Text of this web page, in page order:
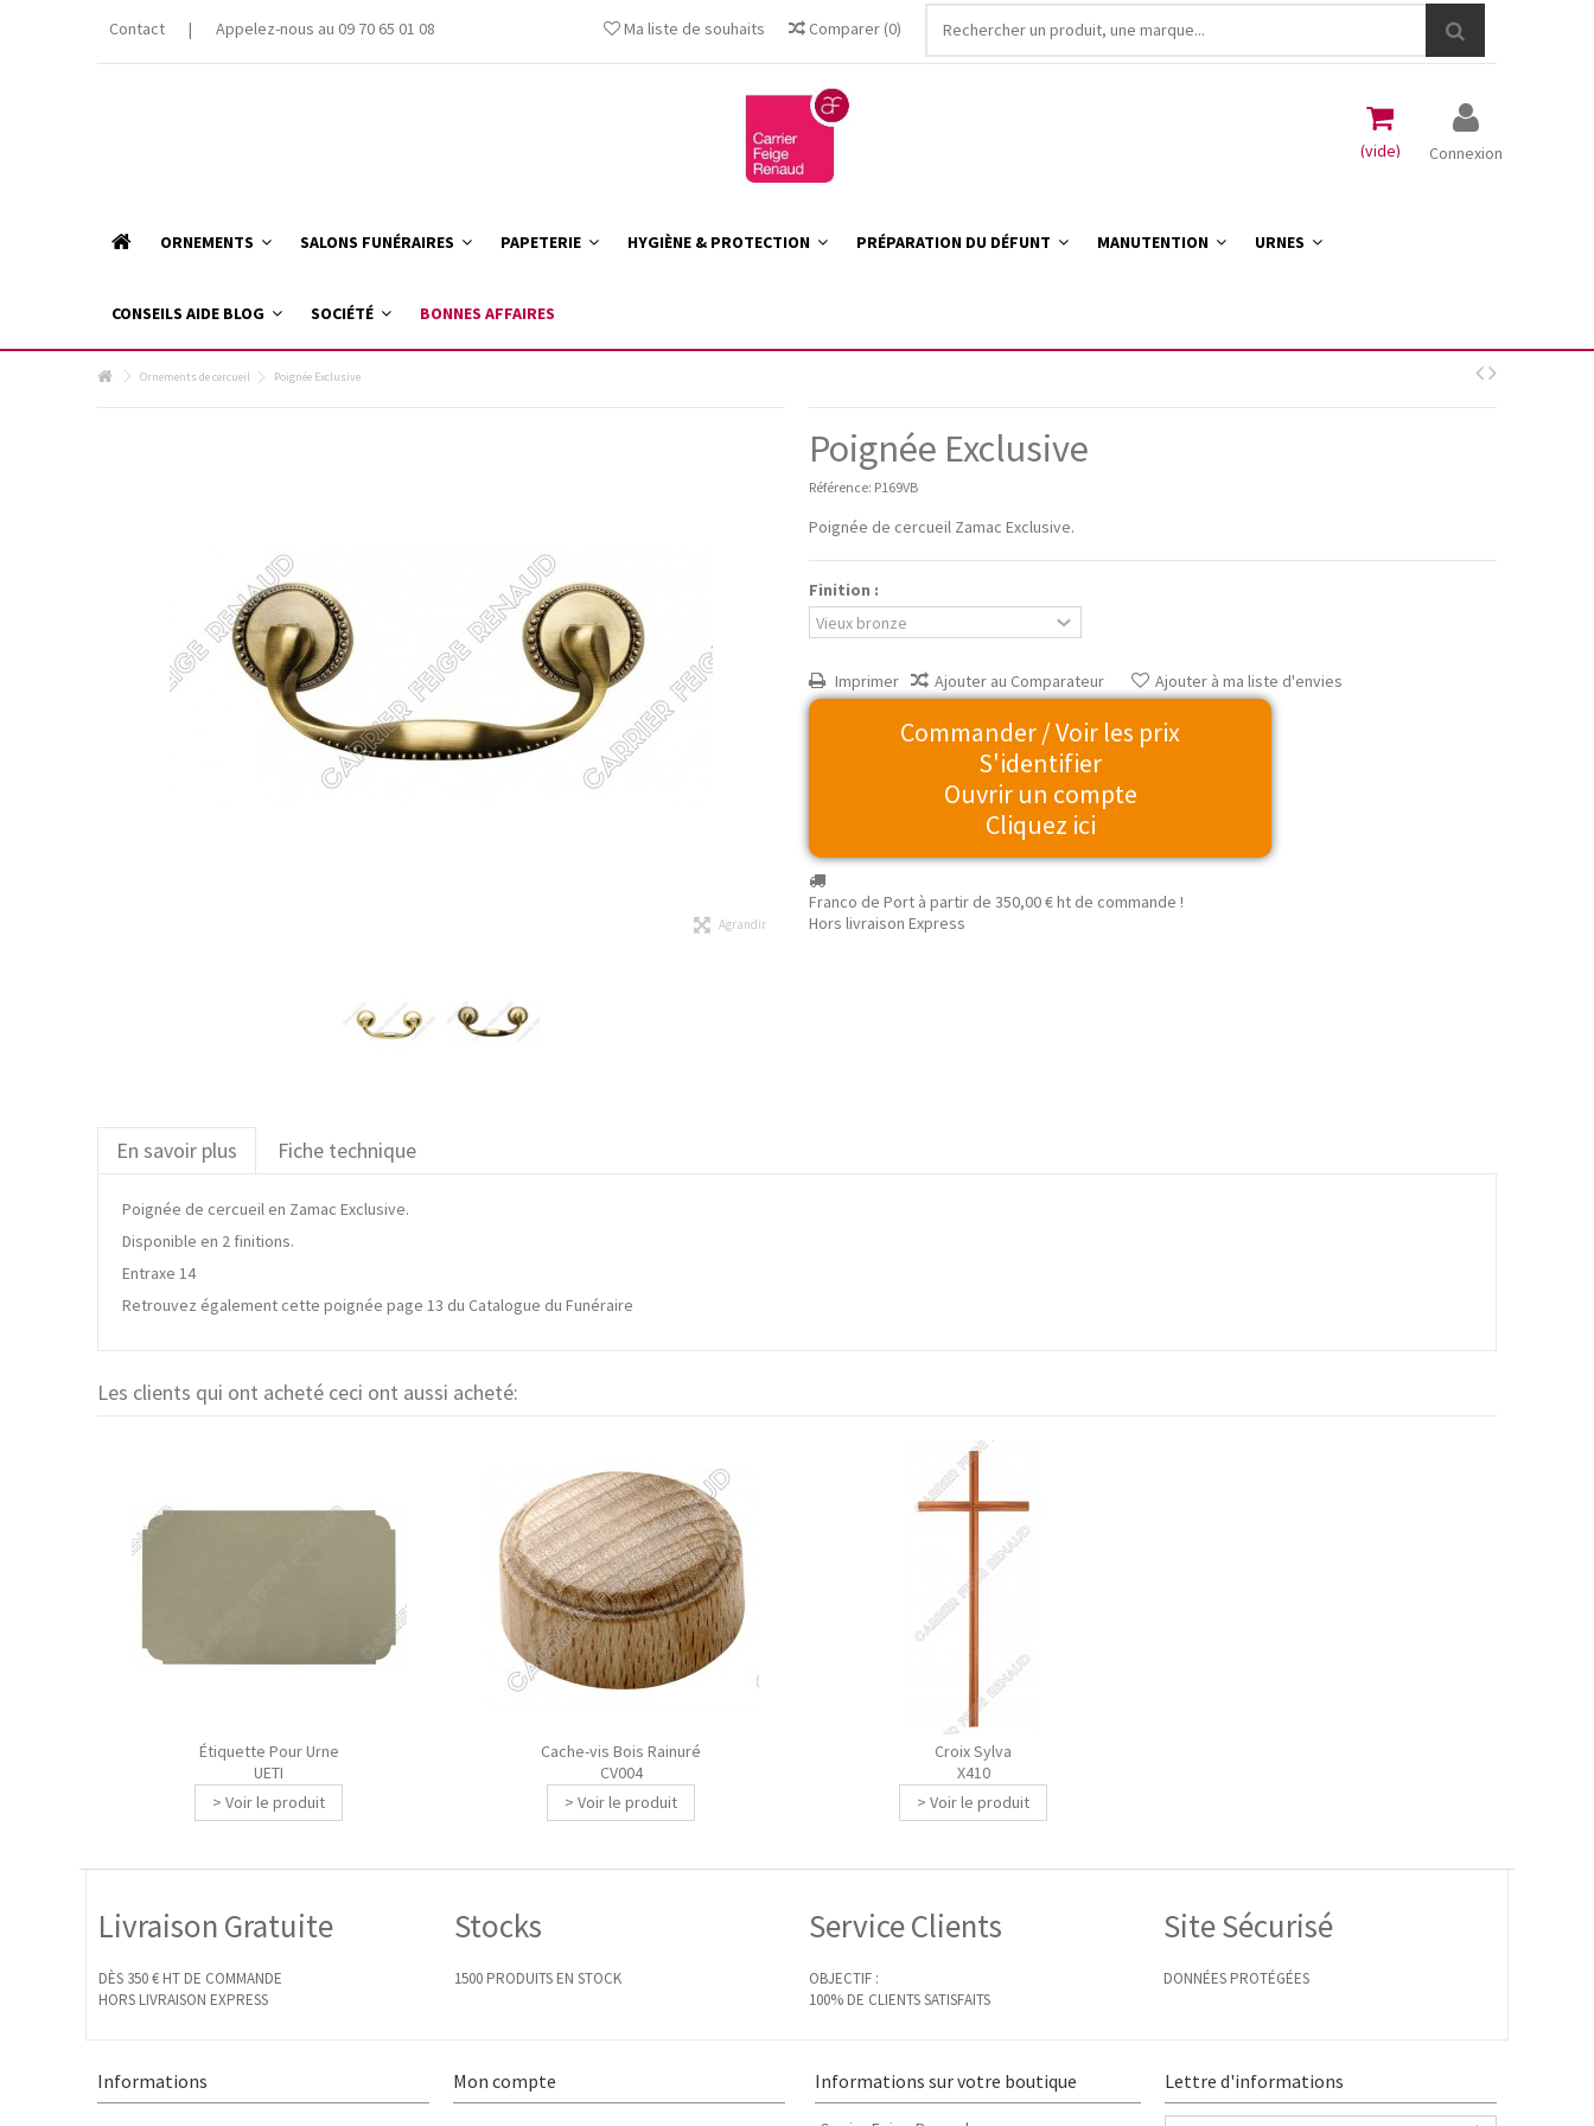
Contact | Appelez-nous au 09 70 65 01 08 Comparer (0)
Ma liste de souhaits
Connexion
(vide)
ORNEMENTS SALONS FUNÉRAIRES PAPETERIE HYGIÈNE & PROTECTION PRÉPARATION DU DÉFUNT MANUTENTION URNES
CONSEILS AIDE BLOG SOCIÉTÉ BONNES AFFAIRES
Ornements de cercueil Poignée Exclusive
Agrandir
Poignée Exclusive
Référence: P169VB
Poignée de cercueil Zamac Exclusive.
Finition :
Imprimer Ajouter au Comparateur Ajouter à ma liste d'envies
Commander / Voir les prix
S'identifier
Ouvrir un compte
Cliquez ici
Franco de Port à partir de 350,00 €ht de commande !
Hors livraison Express
En savoir plus Fiche technique
Poignée de cercueil en Zamac Exclusive.
Disponible en 2 finitions.
Entraxe 14
Retrouvez également cette poignée page 13 du Catalogue du Funéraire
Les clients qui ont acheté ceci ont aussi acheté:
Étiquette Pour Urne
UETI
> Voir le produit
Cache-vis Bois Rainuré
CV004
> Voir le produit
Croix Sylva
X410
> Voir le produit
Livraison Gratuite
DÈS 350 € HT DE COMMANDE
HORS LIVRAISON EXPRESS
Stocks
1500 PRODUITS EN STOCK
Service Clients
OBJECTIF :
100% DE CLIENTS SATISFAITS
Site Sécurisé
DONNÉES PROTÉGÉES
Informations Mon compte Informations sur votre boutique Lettre d'informations